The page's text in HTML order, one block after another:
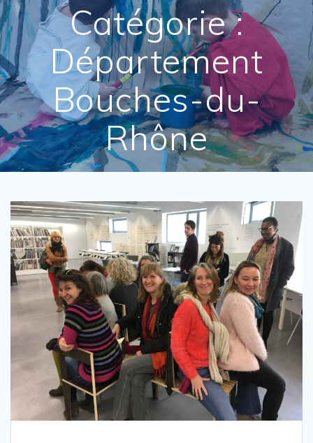
Catégorie :
Département
Bouches-du-
Rhône